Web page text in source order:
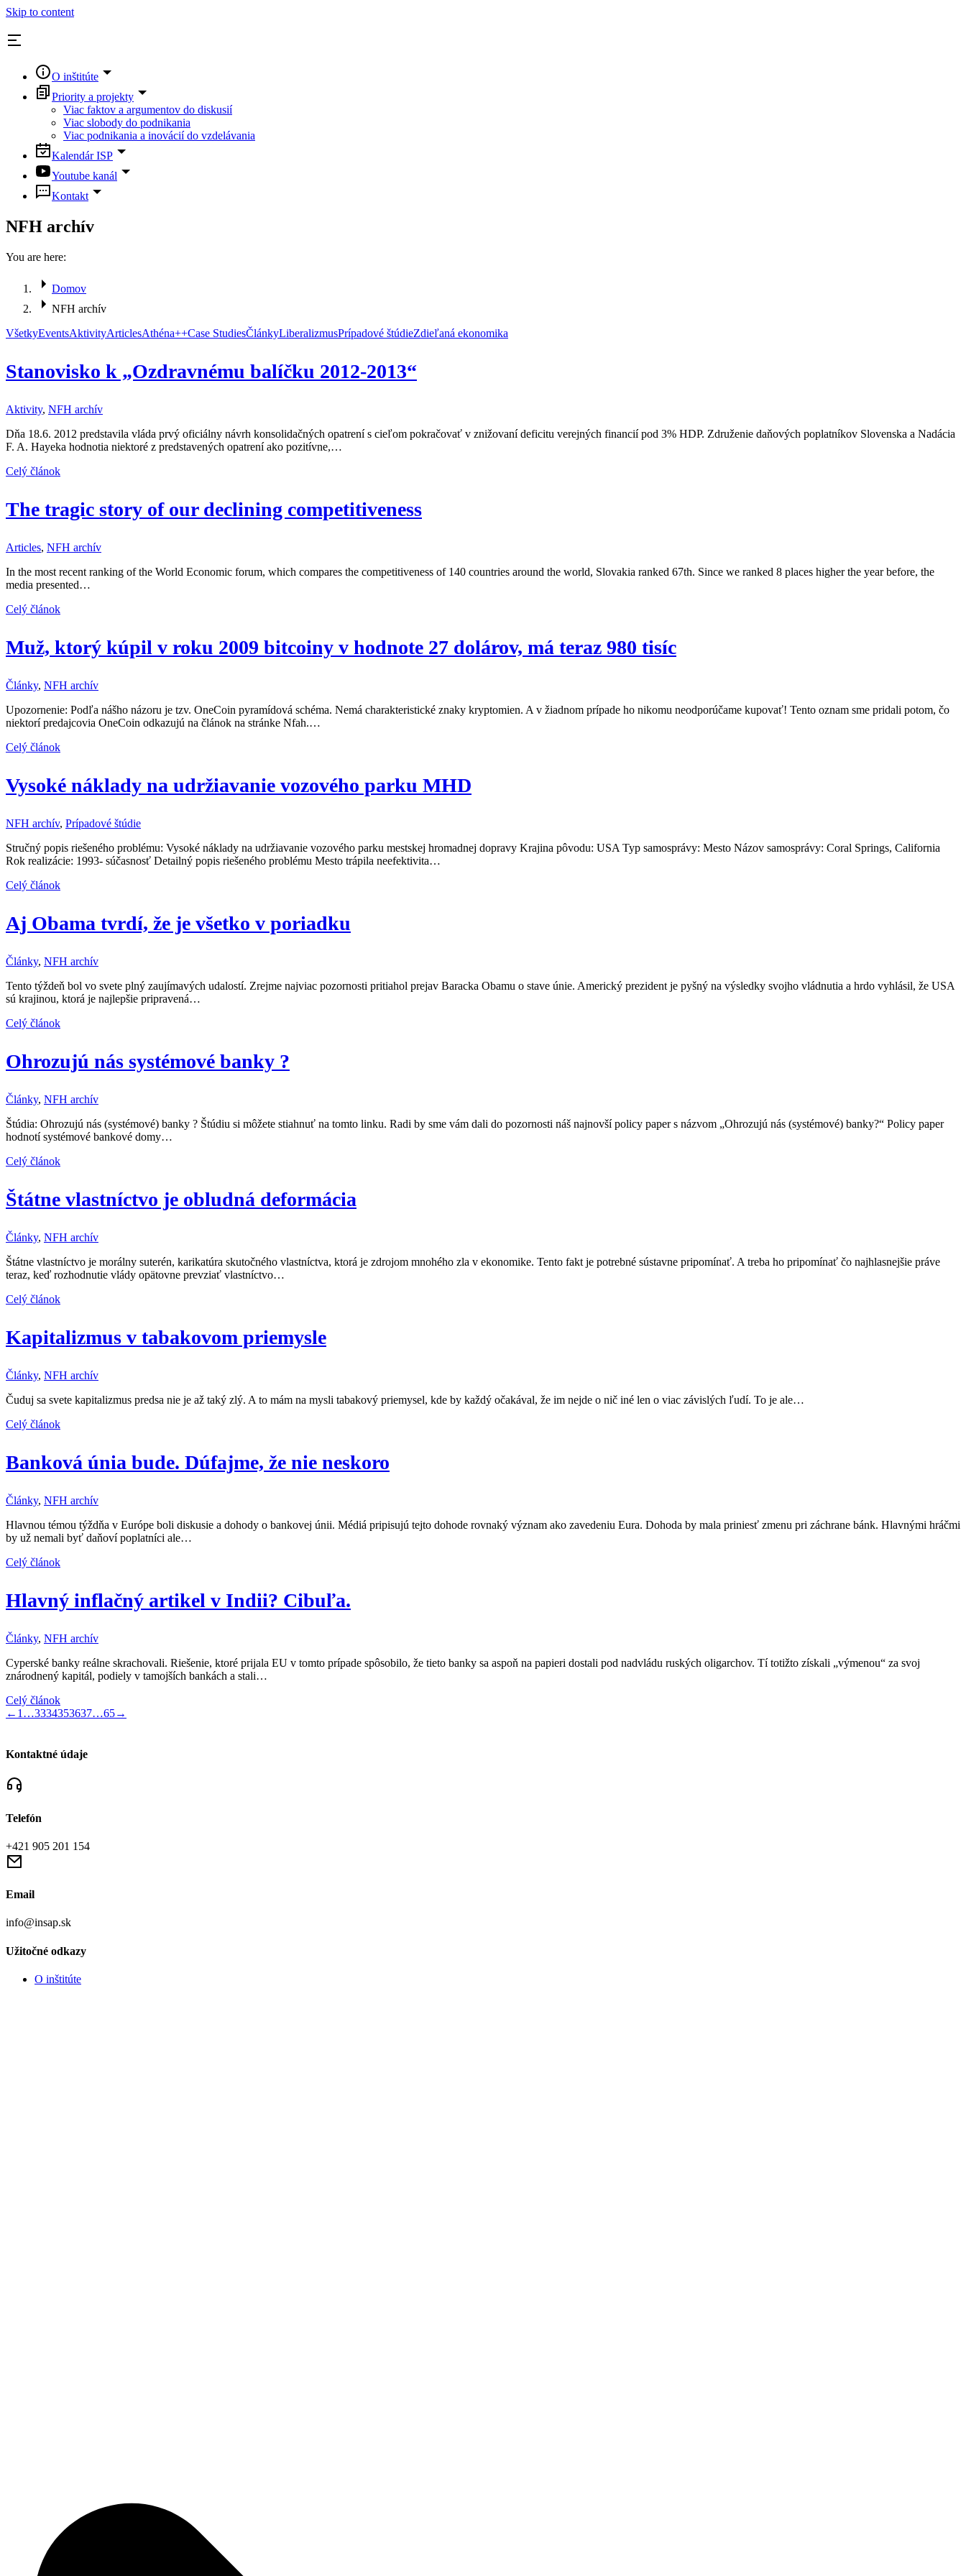
Skip to content
O inštitúte
Priority a projekty
Viac faktov a argumentov do diskusií
Viac slobody do podnikania
Viac podnikania a inovácií do vzdelávania
Kalendár ISP
Youtube kanál
Kontakt
NFH archív
You are here:
Domov
NFH archív
VšetkyEventsAktivityArticlesAthéna++Case StudiesČlánkyLiberalizmusPrípadové štúdieZdieľaná ekonomika
Stanovisko k „Ozdravnému balíčku 2012-2013“
Aktivity, NFH archív
Dňa 18.6. 2012 predstavila vláda prvý oficiálny návrh konsolidačných opatrení s cieľom pokračovať v znižovaní deficitu verejných financií pod 3% HDP. Združenie daňových poplatníkov Slovenska a Nadácia
F. A. Hayeka hodnotia niektoré z predstavených opatrení ako pozitívne,…
Celý článok
The tragic story of our declining competitiveness
Articles, NFH archív
In the most recent ranking of the World Economic forum, which compares the competitiveness of 140 countries around the world, Slovakia ranked 67th. Since we ranked 8 places higher the year before, the
media presented…
Celý článok
Muž, ktorý kúpil v roku 2009 bitcoiny v hodnote 27 dolárov, má teraz 980 tisíc
Články, NFH archív
Upozornenie: Podľa nášho názoru je tzv. OneCoin pyramídová schéma. Nemá charakteristické znaky kryptomien. A v žiadnom prípade ho nikomu neodporúčame kupovať! Tento oznam sme pridali potom, čo
niektorí predajcovia OneCoin odkazujú na článok na stránke Nfah.…
Celý článok
Vysoké náklady na udržiavanie vozového parku MHD
NFH archív, Prípadové štúdie
Stručný popis riešeného problému: Vysoké náklady na udržiavanie vozového parku mestskej hromadnej dopravy Krajina pôvodu: USA Typ samosprávy: Mesto Názov samosprávy: Coral Springs, California
Rok realizácie: 1993- súčasnosť Detailný popis riešeného problému Mesto trápila neefektivita…
Celý článok
Aj Obama tvrdí, že je všetko v poriadku
Články, NFH archív
Tento týždeň bol vo svete plný zaujímavých udalostí. Zrejme najviac pozornosti pritiahol prejav Baracka Obamu o stave únie. Americký prezident je pyšný na výsledky svojho vládnutia a hrdo vyhlásil, že USA
sú krajinou, ktorá je najlepšie pripravená…
Celý článok
Ohrozujú nás systémové banky ?
Články, NFH archív
Štúdia: Ohrozujú nás (systémové) banky ? Štúdiu si môžete stiahnuť na tomto linku. Radi by sme vám dali do pozornosti náš najnovší policy paper s názvom „Ohrozujú nás (systémové) banky?“ Policy paper
hodnotí systémové bankové domy…
Celý článok
Štátne vlastníctvo je obludná deformácia
Články, NFH archív
Štátne vlastníctvo je morálny suterén, karikatúra skutočného vlastníctva, ktorá je zdrojom mnohého zla v ekonomike. Tento fakt je potrebné sústavne pripomínať. A treba ho pripomínať čo najhlasnejšie práve
teraz, keď rozhodnutie vlády opätovne prevziať vlastníctvo…
Celý článok
Kapitalizmus v tabakovom priemysle
Články, NFH archív
Čuduj sa svete kapitalizmus predsa nie je až taký zlý. A to mám na mysli tabakový priemysel, kde by každý očakával, že im nejde o nič iné len o viac závislých ľudí. To je ale…
Celý článok
Banková únia bude. Dúfajme, že nie neskoro
Články, NFH archív
Hlavnou témou týždňa v Európe boli diskusie a dohody o bankovej únii. Médiá pripisujú tejto dohode rovnaký význam ako zavedeniu Eura. Dohoda by mala priniesť zmenu pri záchrane bánk. Hlavnými hráčmi
by už nemali byť daňoví poplatníci ale…
Celý článok
Hlavný inflačný artikel v Indii? Cibuľa.
Články, NFH archív
Cyperské banky reálne skrachovali. Riešenie, ktoré prijala EU v tomto prípade spôsobilo, že tieto banky sa aspoň na papieri dostali pod nadvládu ruských oligarchov. Tí totižto získali „výmenou“ za svoj
znárodnený kapitál, podiely v tamojších bankách a stali…
Celý článok
← 1 …3334353637…65→
Kontaktné údaje
Telefón
+421 905 201 154
Email
info@insap.sk
Užitočné odkazy
O inštitúte